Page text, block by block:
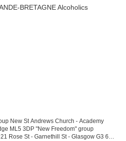
New St Andrews Church - Academy
ML5 3DP "New Freedom" group
Rose St - Garnethill St - Glasgow G3 6RE